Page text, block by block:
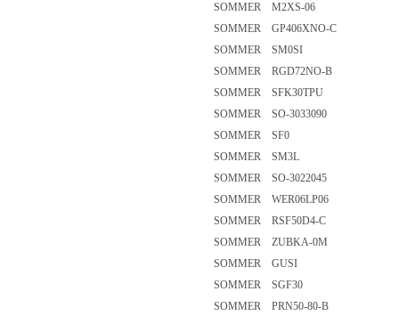
SOMMER M2XS-06
SOMMER GP406XNO-C
SOMMER SM0SI
SOMMER RGD72NO-B
SOMMER SFK30TPU
SOMMER SO-3033090
SOMMER SF0
SOMMER SM3L
SOMMER SO-3022045
SOMMER WER06LP06
SOMMER RSF50D4-C
SOMMER ZUBKA-0M
SOMMER GUSI
SOMMER SGF30
SOMMER PRN50-80-B